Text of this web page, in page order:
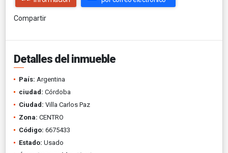
Compartir
Detalles del inmueble
País: Argentina
ciudad: Córdoba
Ciudad: Villa Carlos Paz
Zona: CENTRO
Código: 6675433
Estado: Usado